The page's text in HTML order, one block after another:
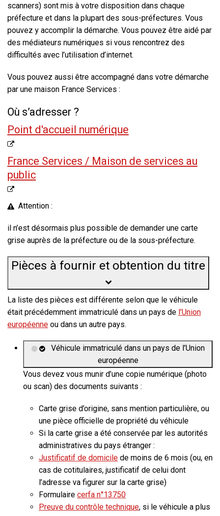
scanners) sont mis à votre disposition dans chaque
préfecture et dans la plupart des sous-préfectures. Vous
pouvez y accomplir la démarche. Vous pouvez être aidé par
des médiateurs numériques si vous rencontrez des
difficultés avec l’utilisation d’internet.
Vous pouvez aussi être accompagné dans votre démarche
par une maison France Services :
Où s’adresser ?
Point d'accueil numérique
France Services / Maison de services au
public
Attention :
il n’est désormais plus possible de demander une carte
grise auprès de la préfecture ou de la sous-préfecture.
Pièces à fournir et obtention du titre
La liste des pièces est différente selon que le véhicule
était précédemment immatriculé dans un pays de l’Union
européenne ou dans un autre pays.
Véhicule immatriculé dans un pays de l’Union
européenne
Vous devez vous munir d’une copie numérique (photo
ou scan) des documents suivants :
Carte grise d’origine, sans mention particulière, ou
une pièce officielle de propriété du véhicule
Si la carte grise a été conservée par les autorités
administratives du pays étranger :
Justificatif de domicile de moins de 6 mois (ou, en
cas de cotitulaires, justificatif de celui dont
l’adresse va figurer sur la carte grise)
Formulaire cerfa n°13750
Preuve du contrôle technique, si le véhicule a plus